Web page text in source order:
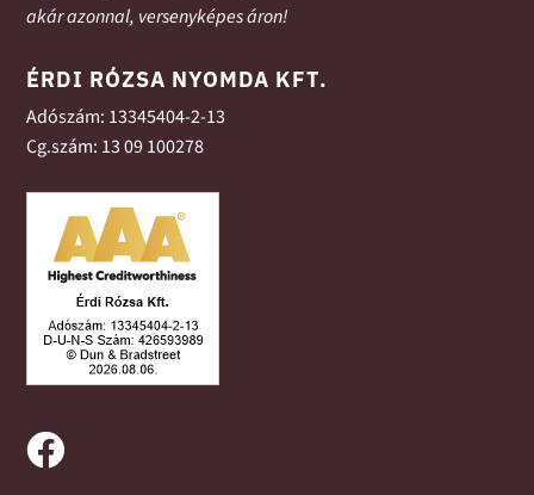
akár azonnal, versenyképes áron!
ÉRDI RÓZSA NYOMDA KFT.
Adószám: 13345404-2-13
Cg.szám: 13 09 100278
